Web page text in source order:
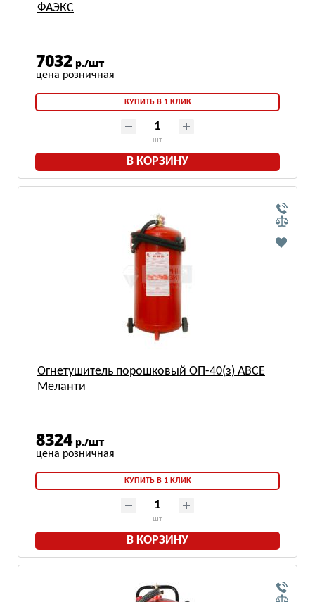
ФАЭКС
7032 р./шт
КУПИТЬ В 1 КЛИК
шт
В КОРЗИНУ
Огнетушитель порошковый ОП-40(з) АВСЕ
Меланти
8324 р./шт
КУПИТЬ В 1 КЛИК
шт
В КОРЗИНУ